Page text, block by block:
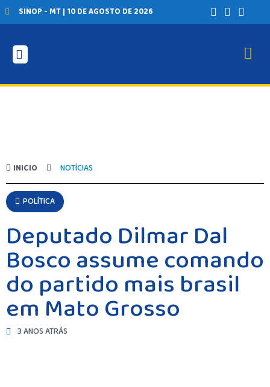
SINOP - MT | 10 DE AGOSTO DE 2026
INICIO NOTÍCIAS
POLÍTICA
Deputado Dilmar Dal
Bosco assume comando
do partido mais brasil
em Mato Grosso
3 ANOS ATRÁS